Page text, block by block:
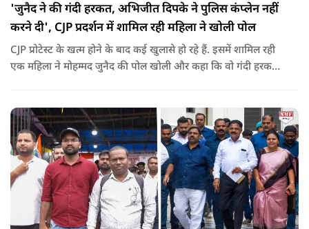
'जुनैद ने की गंदी हरकत, अभिजीत दिपके ने पुलिस कंप्लेन नहीं
करने दी', CJP प्रदर्शन में शामिल रही महिला ने खोली पोल
CJP प्रोटेस्ट के खत्म होने के बाद कई खुलासे हो रहे हैं. इसमें शामिल रही
एक महिला ने मोहम्मद जुनैद की पोल खोली और कहा कि वो गंदी हरकतें
दिया.